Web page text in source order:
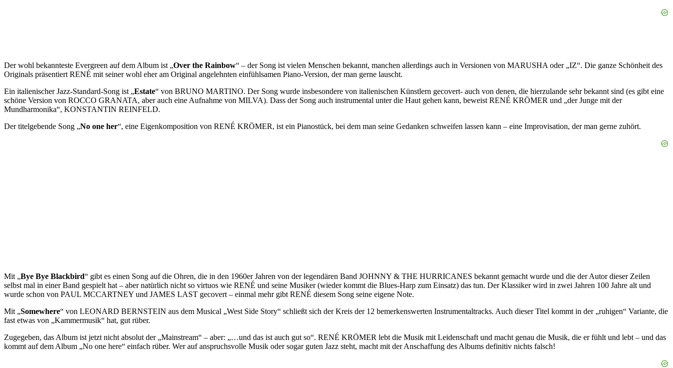
Der wohl bekannteste Evergreen auf dem Album ist „Over the Rainbow“ – der Song ist vielen Menschen bekannt, manchen allerdings auch in Versionen von MARUSHA oder „IZ“. Die ganze Schönheit des
Originals präsentiert RENÉ mit seiner wohl eher am Original angelehnten einfühlsamen Piano-Version, der man gerne lauscht.
Ein italienischer Jazz-Standard-Song ist „Estate“ von BRUNO MARTINO. Der Song wurde insbesondere von italienischen Künstlern gecovert- auch von denen, die hierzulande sehr bekannt sind (es gibt eine
schöne Version von ROCCO GRANATA, aber auch eine Aufnahme von MILVA). Dass der Song auch instrumental unter die Haut gehen kann, beweist RENÉ KRÖMER und „der Junge mit der
Mundharmonika“, KONSTANTIN REINFELD.
Der titelgebende Song „No one her“, eine Eigenkomposition von RENÉ KRÖMER, ist ein Pianostück, bei dem man seine Gedanken schweifen lassen kann – eine Improvisation, der man gerne zuhört.
Mit „Bye Bye Blackbird“ gibt es einen Song auf die Ohren, die in den 1960er Jahren von der legendären Band JOHNNY & THE HURRICANES bekannt gemacht wurde und die der Autor dieser Zeilen
selbst mal in einer Band gespielt hat – aber natürlich nicht so virtuos wie RENÉ und seine Musiker (wieder kommt die Blues-Harp zum Einsatz) das tun. Der Klassiker wird in zwei Jahren 100 Jahre alt und
wurde schon von PAUL MCCARTNEY und JAMES LAST gecovert – einmal mehr gibt RENÉ diesem Song seine eigene Note.
Mit „Somewhere“ von LEONARD BERNSTEIN aus dem Musical „West Side Story“ schließt sich der Kreis der 12 bemerkenswerten Instrumentaltracks. Auch dieser Titel kommt in der „ruhigen“ Variante, die
fast etwas von „Kammermusik“ hat, gut rüber.
Zugegeben, das Album ist jetzt nicht absolut der „Mainstream“ – aber: „…und das ist auch gut so“. RENÉ KRÖMER lebt die Musik mit Leidenschaft und macht genau die Musik, die er fühlt und lebt – und das
kommt auf dem Album „No one here“ einfach rüber. Wer auf anspruchsvolle Musik oder sogar guten Jazz steht, macht mit der Anschaffung des Albums definitiv nichts falsch!